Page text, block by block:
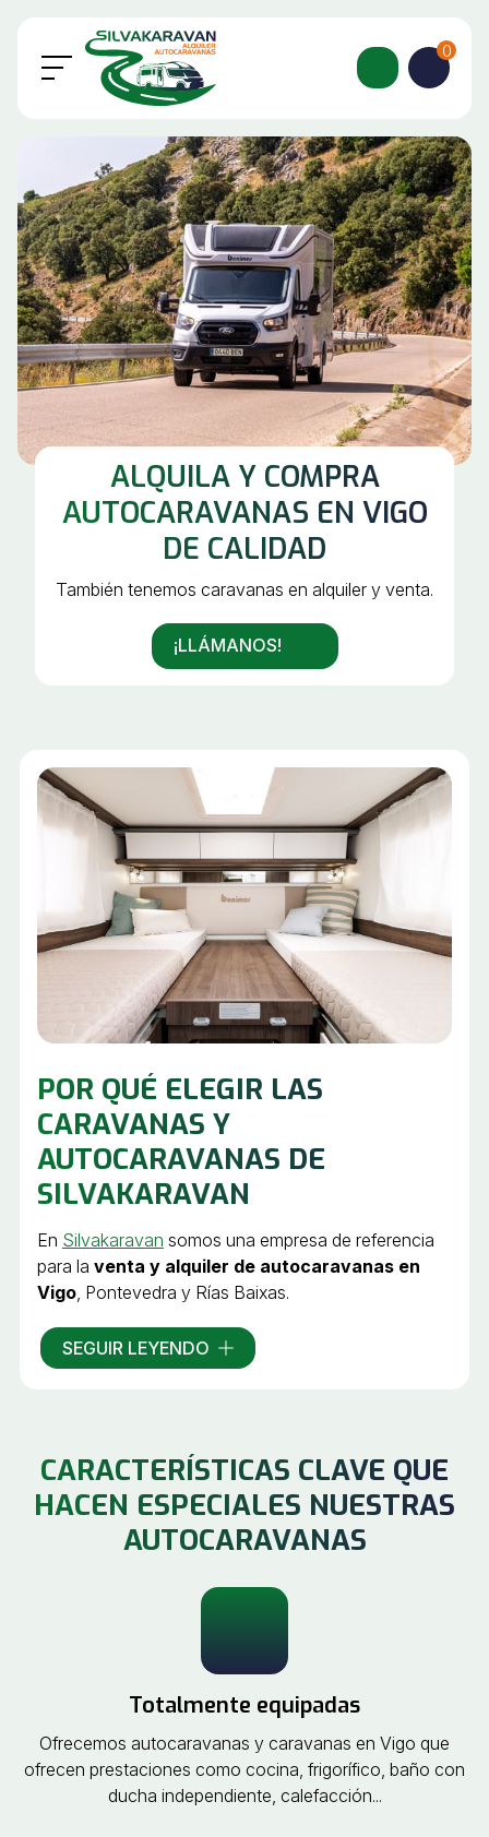
0
ALQUILA Y COMPRA
AUTOCARAVANAS EN VIGO
DE CALIDAD
También tenemos caravanas en alquiler y venta.
¡LLÁMANOS!
POR QUÉ ELEGIR LAS
CARAVANAS Y
AUTOCARAVANAS DE
SILVAKARAVAN
En Silvakaravan somos una empresa de referencia
para la venta y alquiler de autocaravanas en
Vigo, Pontevedra y Rías Baixas.
¿Quieres descubrir los mejores lugares viajando en
carretera? Descubre nuestras
todo lo necesario. Cada vehículo está seleccionado
para garantizarseguridad, comodidad y libertad .
SEGUIR LEYENDO
CARACTERÍSTICAS CLAVE QUE
HACEN ESPECIALES NUESTRAS
AUTOCARAVANAS
Totalmente equipadas
Ofrecemos autocaravanas y caravanas en Vigo que
ofrecen prestaciones como cocina, frigorífico, baño con
ducha independiente, calefacción...